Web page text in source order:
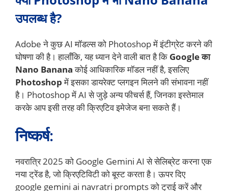
उपलब्ध है?
Adobe ने कुछ AI मॉडल्स को Photoshop में इंटीग्रेट करने की
घोषणा की है। हालाँकि, यह ध्यान देने वाली बात है कि Google का
Nano Bananaकोई आधिकारिक मॉडल नहीं है, इसलिए
Photoshopमें इसका डायरेक्ट प्लगइन मिलने की संभावना नहीं
है। Photoshop में AI से जुड़े अन्य फीचर्स हैं, जिनका इस्तेमाल
करके आप इसी तरह की क्रिएटिव इमेजेज बना सकते हैं।
निष्कर्ष:
नवरात्रि 2025 को Google Gemini AI से सेलिब्रेट करना एक
नया ट्रेंड है, जो क्रिएटिविटी को बूस्ट करता है। ऊपर दिए
google gemini ai navratri prompts को ट्राई करें और